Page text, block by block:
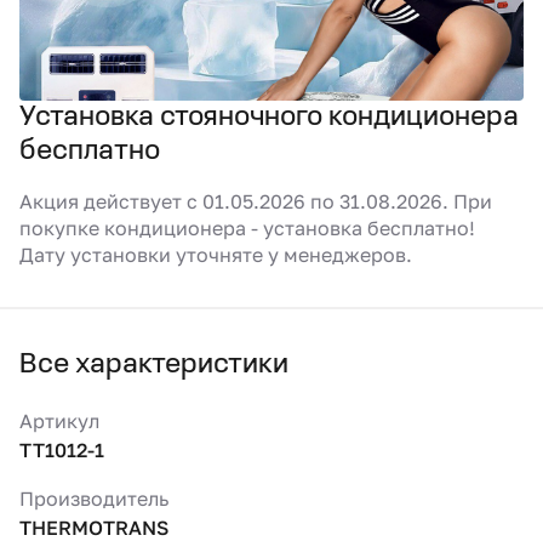
Установка стояночного кондиционера
бесплатно
Акция действует с 01.05.2026 по 31.08.2026. При
покупке кондиционера - установка бесплатно!
Дату установки уточняте у менеджеров.
Все характеристики
Артикул
TT1012-1
Производитель
THERMOTRANS